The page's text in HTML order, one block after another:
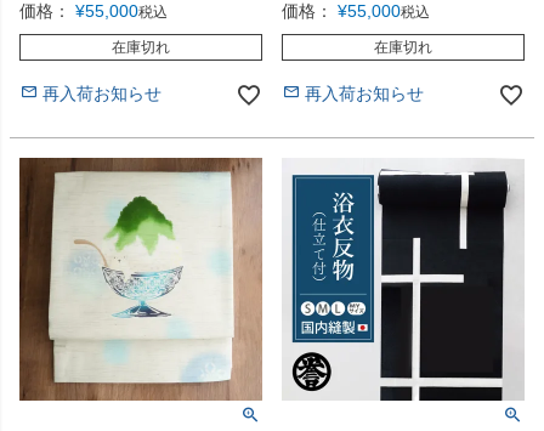
価格：
¥55,000税込
在庫切れ
再入荷お知らせ
価格：
¥55,000税込
在庫切れ
再入荷お知らせ